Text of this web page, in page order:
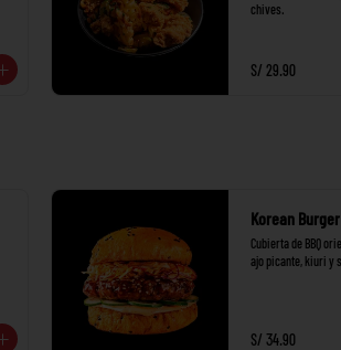
chives.
S/ 29.90
Korean Burger
Cubierta de BBQ
ajo picante, kiuri y
S/ 34.90